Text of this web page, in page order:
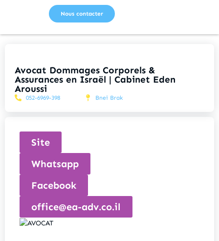
Nous contacter
Avocat Dommages Corporels &
Assurances en Israël | Cabinet Eden
Aroussi
052-6969-398 Bnei Brak
Site
Whatsapp
Facebook
office@ea-adv.co.il